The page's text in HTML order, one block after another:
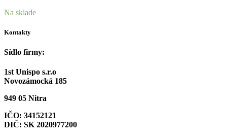
Na sklade
Kontakty
Sídlo firmy:
1st Unispo s.r.o
Novozámocká 185
949 05 Nitra
IČO: 34152121
DIČ: SK 2020977200